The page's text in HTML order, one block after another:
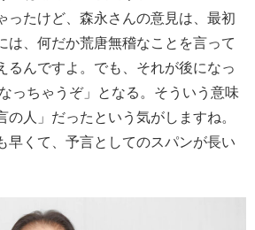
たけど、森永さんの意見は、最初
は、何だか荒唐無稽なことを言って
るんですよ。でも、それが後になっ
っちゃうぞ」となる。そういう意味
の人」だったという気がしますね。
早くて、予言としてのスパンが長い